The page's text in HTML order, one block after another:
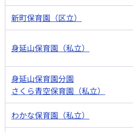
新町保育園（区立）
身延山保育園（私立）
身延山保育園分園
さくら青空保育園（私立）
わかな保育園（私立）